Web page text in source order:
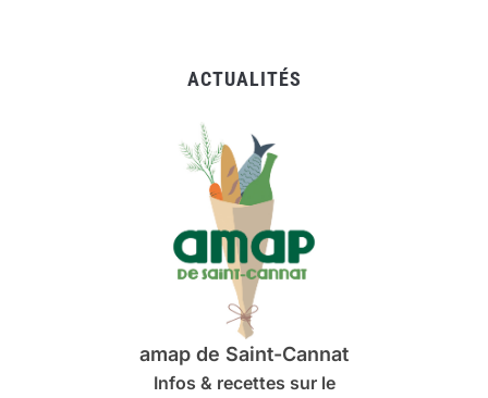
ACTUALITÉS
amap de Saint-Cannat
Infos & recettes sur le